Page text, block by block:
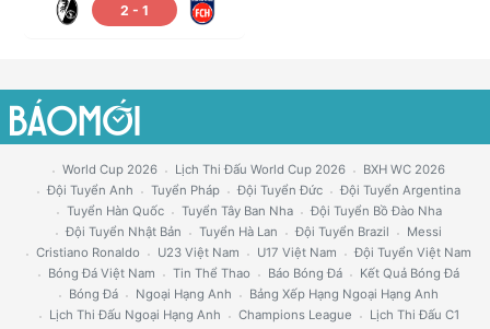
2 - 1
World Cup 2026 Lịch Thi Đấu World Cup 2026
BXH WC 2026
Đội Tuyển Anh
Tuyển Pháp Đội Tuyển Đức
Đội Tuyển Argentina
Tuyển Hàn Quốc
Tuyển Tây Ban Nha
Đội Tuyển Bồ Đào Nha
Đội Tuyển Nhật Bản
Tuyển Hà Lan Đội Tuyển Brazil
Messi
Cristiano Ronaldo
U23 Việt Nam U17 Việt Nam
Đội Tuyển Việt Nam
Bóng Đá Việt Nam
Tin Thể Thao Báo Bóng Đá
Kết Quả Bóng Đá
Bóng Đá
Ngoại Hạng Anh
Bảng Xếp Hạng Ngoại Hạng Anh
Lịch Thi Đấu Ngoại Hạng Anh
Champions League
Lịch Thi Đấu C1